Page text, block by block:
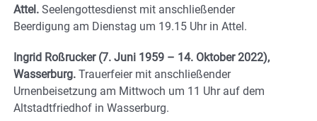
Attel. Seelengottesdienst mit anschließender
Beerdigung am Dienstag um 19.15 Uhr in Attel.
Ingrid Roßrucker (7. Juni 1959 – 14. Oktober 2022),
Wasserburg. Trauerfeier mit anschließender
Urnenbeisetzung am Mittwoch um 11 Uhr auf dem
Altstadtfriedhof in Wasserburg.